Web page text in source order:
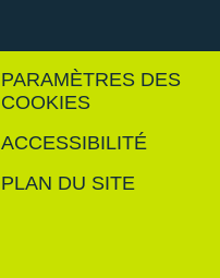
PARAMÈTRES DES
COOKIES
ACCESSIBILITÉ
PLAN DU SITE